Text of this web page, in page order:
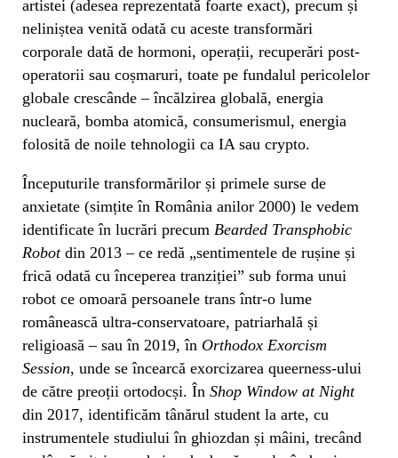
artistei (adesea reprezentată foarte exact), precum și
neliniștea venită odată cu aceste transformări
corporale dată de hormoni, operații, recuperări post-
operatorii sau coșmaruri, toate pe fundalul pericolelor
globale crescânde – încălzirea globală, energia
nucleară, bomba atomică, consumerismul, energia
folosită de noile tehnologii ca IA sau crypto.
Începuturile transformărilor și primele surse de
anxietate (simțite în România anilor 2000) le vedem
identificate în lucrări precum Bearded Transphobic
Robotdin 2013 – ce redă „sentimentele de rușine și
frică odată cu începerea tranziției” sub forma unui
robot ce omoară persoanele trans într-o lume
românească ultra-conservatoare, patriarhală și
religioasă – sau în 2019, în Orthodox Exorcism
Session, unde se încearcă exorcizarea queerness-ului
de către preoții ortodocși. În Shop Window at Night
din 2017, identificăm tânărul student la arte, cu
instrumentele studiului în ghiozdan și mâini, trecând